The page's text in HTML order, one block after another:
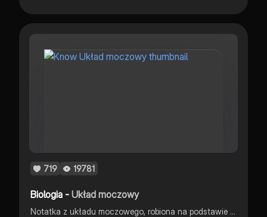
719 19781
Biologia -Układ moczowy
Notatka z układu moczowego, robiona na podstawie sprawdzianów z nowej ery i podręcznika (nowa era "biologia na czasie 2")